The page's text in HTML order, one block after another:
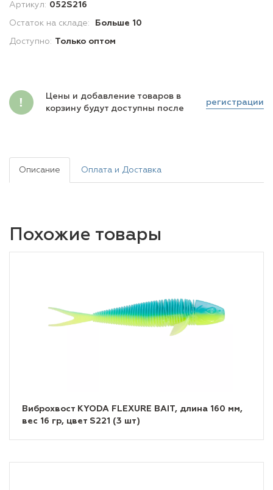
Артикул: 052S216
Остаток на складе: Больше 10
Доступно: Только оптом
Цены и добавление товаров в
корзину будут доступны после
регистрации
Описание Оплата и Доставка
Похожие товары
Виброхвост KYODA FLEXURE BAIT, длина 160 мм,
вес 16 гр, цвет S221 (3 шт)